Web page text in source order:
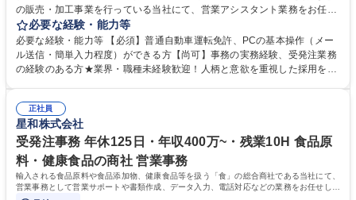
の販売・加工事業を行っている当社にて、営業アシスタント業務をお任せ
いたします。注文対応やWebデータの出力、各所への発注・加工依頼のほ
か、電話・メール対応等の事務業務を担当します。 ■受注・発注業務：FA
Xによる注文対応、Web発注データのプリントアウト、各仕入先・協力会
社への発注および加工依頼等 ■納品書・請求書の作成および発送手配 ■商
当社の指定する業務 募集職種 東京都品川区【営業アシスタント】未経験O
K◆受発注・事務◆年間休日130日
必要な経験・能力等
必要な経験・能力等 【必須】普通自動車運転免許、PCの基本操作（メー
ル送信・簡単入力程度）ができる方【尚可】事務の実務経験、受発注業務
の経験のある方★業界・職種未経験歓迎！人柄と意欲を重視した採用を行
変化に臨機応変かつ柔軟に対応できる方、約束を守り正確に作業を進めら
れる方を求めています。高度なPCスキルや関数知識は一切不要です。丁
寧な指導体制が整っているため、安心してお仕事をスタートしていただけ
ます。 学歴・資格 学歴：大学院 大学 高専 短大 専修学校 高校 語学力：
資格：
正社員
星和株式会社
受発注事務 年休125日・年収400万~・残業10H 食品原
料・健康食品の商社 営業事務
輸入される食品原料や食品添加物、健康食品等を扱う「食」の総合商社である当社にて、
営業事務として営業サポートや書類作成、データ入力、電話対応などの業務をお任せしま
す。